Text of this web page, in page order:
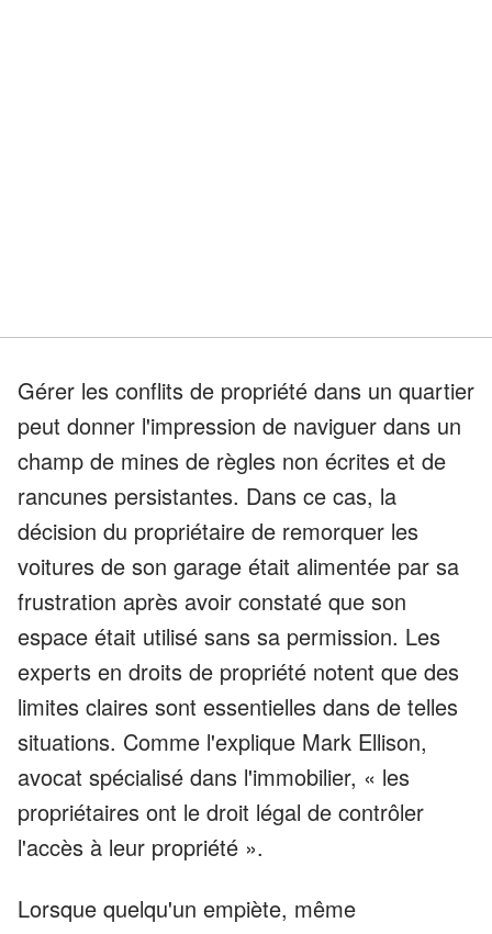
Gérer les conflits de propriété dans un quartier
peut donner l'impression de naviguer dans un
champ de mines de règles non écrites et de
rancunes persistantes. Dans ce cas, la
décision du propriétaire de remorquer les
voitures de son garage était alimentée par sa
frustration après avoir constaté que son
espace était utilisé sans sa permission. Les
experts en droits de propriété notent que des
limites claires sont essentielles dans de telles
situations. Comme l'explique Mark Ellison,
avocat spécialisé dans l'immobilier, « les
propriétaires ont le droit légal de contrôler
l'accès à leur propriété ».
Lorsque quelqu'un empiète, même